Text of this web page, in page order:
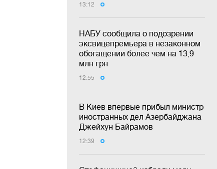
13:12
НАБУ сообщила о подозрении
эксвицепремьера в незаконном
обогащении более чем на 13,9
млн грн
12:55
В Киев впервые прибыл министр
иностранных дел Азербайджана
Джейхун Байрамов
12:39